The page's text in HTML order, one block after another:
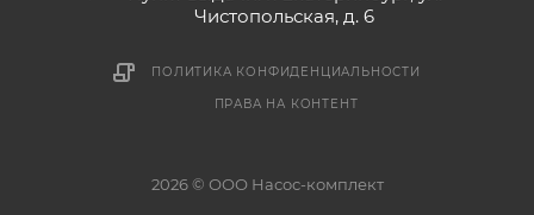
Чистопольская, д. 6
ПОЛИТИКА КОНФИДЕНЦИАЛЬНОСТИ
ПРАВА НА КОНТЕНТ
2026 © ООО Насос-комплект